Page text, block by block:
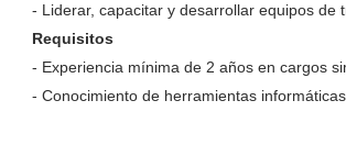
- Liderar, capacitar y desarrollar equipos de
Requisitos
- Experiencia mínima de 2 años en cargos
- Conocimiento de herramientas informáticas